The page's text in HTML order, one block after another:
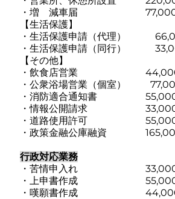
・増 減車届 77,000
【生活保護】
・生活保護申請（代理）
・生活保護申請（同行）
【その他】
・飲食店営業 44,000
・公衆浴場営業（個室）
・消防適合通知書 55,000
・情報公開請求 33,000
・道路使用許可 55,000
・政策金融公庫融資
行政対応業務
・苦情申入れ 33,000
・上申書作成 55,000
・嘆願書作成 44,000